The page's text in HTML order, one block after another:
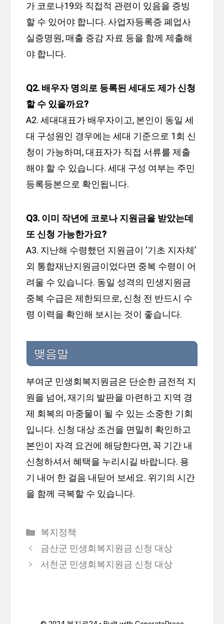
가 코로나19와 직접적 관련이 있음을 증빙
할 수 있어야 합니다. 사업자등록증 폐업사
실증명원, 매출 증감 자료 등을 함께 제출해
야 합니다.
Q2. 배우자 명의로 등록된 세대도 제가 신청
할 수 있을까요?
A2. 세대대표가 배우자이고, 본인이 동일 세
대 구성원인 경우에는 세대 기준으로 1회 신
청이 가능하며, 대표자가 직접 서류를 제출
해야 할 수 있습니다. 세대 구성 여부는 주민
등록등본으로 확인됩니다.
Q3. 이미 작년에 코로나 지원금을 받았는데
또 신청 가능한가요?
A3. 지난해 수령했던 지원금이 ‘기초 지자체’
외 통합재난지원금이었다면 중복 수령이 어
려울 수 있습니다. 동일 성격의 민생지원금
중복 수급은 제한되므로, 신청 전 반드시 수
령 이력을 확인해 보시는 것이 좋습니다.
맺음말
부여군 민생회복지원금은 단순한 금전적 지
원을 넘어, 재기의 발판을 마련하고 지역 경
제 회복의 마중물이 될 수 있는 소중한 기회
입니다. 신청 대상 조건을 면밀히 확인하고
본인이 자격 요건에 해당한다면, 꼭 기간 내
신청하셔서 혜택을 누리시길 바랍니다. 용
기 내어 한 걸음 내딛어 보세요. 위기의 시간
을 함께 극복할 수 있습니다.
카
테
고
리
복지정책
금산군 민생회복지원금 신청 대상
서천군 민생회복지원금 신청 대상